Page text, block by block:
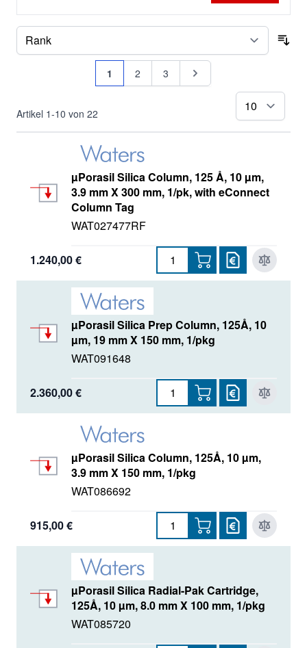
Porasil - µPorasil
Protein-Pak
Torus
Ultrahydrogel
Ultrastyragel
XSelect
Artikel 1-10 von 22
Seite
Sie lesen gerade Seite
1 Seite
2 Seite
3 Seite
µPorasil Silica Column, 125 Å, 10 µm,
3.9 mm X 300 mm, 1/pk, with eConnect
Column Tag
WAT027477RF
1.240,00 €
µPorasil Silica Prep Column, 125Å, 10
µm, 19 mm X 150 mm, 1/pkg
WAT091648
2.360,00 €
µPorasil Silica Column, 125Å, 10 µm,
3.9 mm X 150 mm, 1/pkg
WAT086692
915,00 €
µPorasil Silica Radial-Pak Cartridge,
125Å, 10 µm, 8.0 mm X 100 mm, 1/pkg
WAT085720